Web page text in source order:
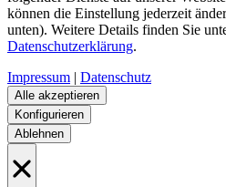
können die Einstellung jederzeit
unten). Weitere Details finden Sie
Datenschutzerklärung.
Impressum | Datenschutz
Alle akzeptieren
Konfigurieren
Ablehnen